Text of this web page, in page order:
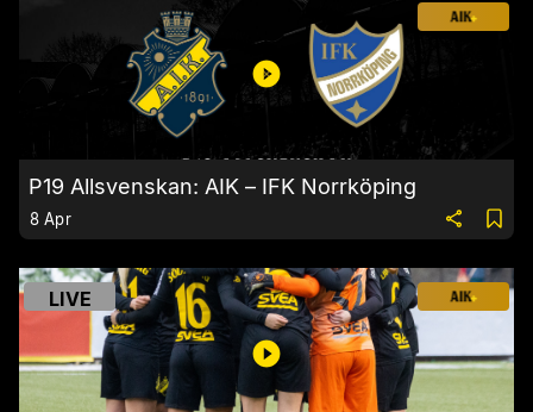
P19 Allsvenskan: AIK – IFK Norrköping
8 Apr
LIVE